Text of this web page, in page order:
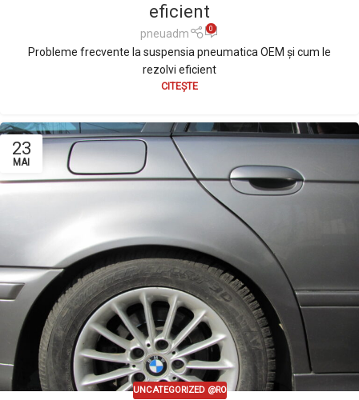
eficient
pneuadm 0
Probleme frecvente la suspensia pneumatica OEM și cum le
rezolvi eficient
CITEȘTE
23
MAI
UNCATEGORIZED @RO